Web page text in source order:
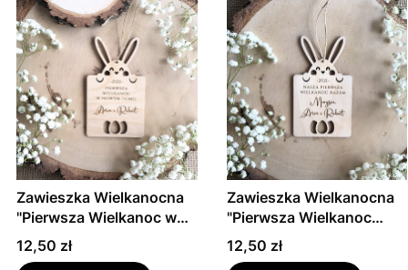
Zawieszka Wielkanocna
"Pierwsza Wielkanoc w
nowym domu"
Cena
12,50 zł
Zawieszka Wielkanocna
"Pierwsza Wielkanoc
razem"
Cena
12,50 zł